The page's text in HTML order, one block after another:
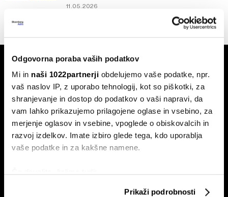
Odgovorna poraba vaših podatkov
Mi in naši 1022partnerji obdelujemo vaše podatke, npr.
vaš naslov IP, z uporabo tehnologij, kot so piškotki, za
shranjevanje in dostop do podatkov o vaši napravi, da
vam lahko prikazujemo prilagojene oglase in vsebino, za
merjenje oglasov in vsebine, vpoglede o obiskovalcih in
razvoj izdelkov. Imate izbiro glede tega, kdo uporablja
vaše podatke in za kakšne namene.
Prikaži podrobnosti
11.05.2026
Naročite se na e-
pismo